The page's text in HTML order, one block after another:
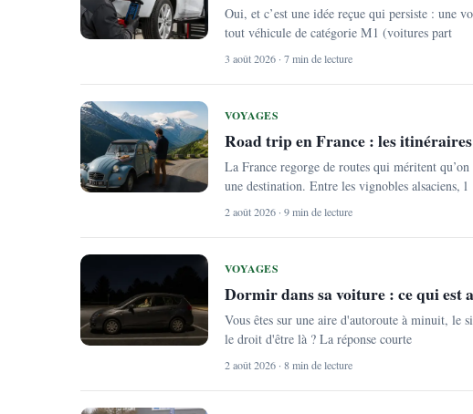
Oui, et c’est une idée reçue qui persiste : une
tout véhicule de catégorie M1 (voitures part
3 août 2026 · 7 min de lecture
VOYAGES
Road trip en France : les
La France regorge de routes qui méritent
une destination. Entre les vignobles alsaciens, l
2 août 2026 · 9 min de lecture
VOYAGES
Dormir dans sa voiture : ce qui est
Vous êtes sur une aire d'autoroute à minuit, le
le droit d'être là ? La réponse courte
2 août 2026 · 8 min de lecture